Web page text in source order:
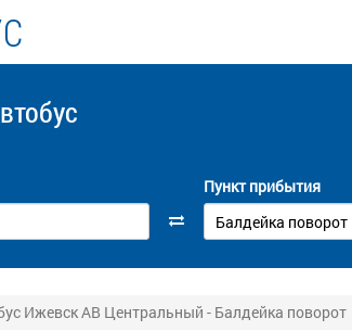
Пункт прибытия
Ижевск АВ Центральный - Балдейка поворот